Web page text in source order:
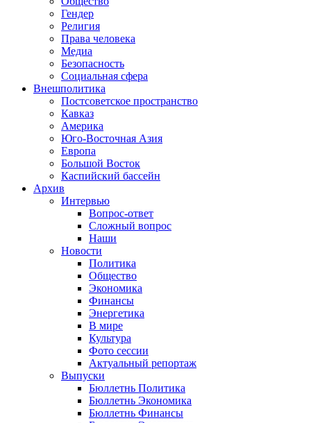
Гендер
Религия
Права человека
Медиа
Безопасность
Социальная сфера
Внешполитика
Постсоветское пространство
Кавказ
Америка
Юго-Восточная Азия
Европа
Большой Восток
Каспийский бассейн
Архив
Интервью
Вопрос-ответ
Сложный вопрос
Наши
Новости
Политика
Общество
Экономика
Финансы
Энергетика
В мире
Культура
Фото сессии
Актуальный репортаж
Выпуски
Бюллетнь Политика
Бюллетнь Экономика
Бюллетнь Финансы